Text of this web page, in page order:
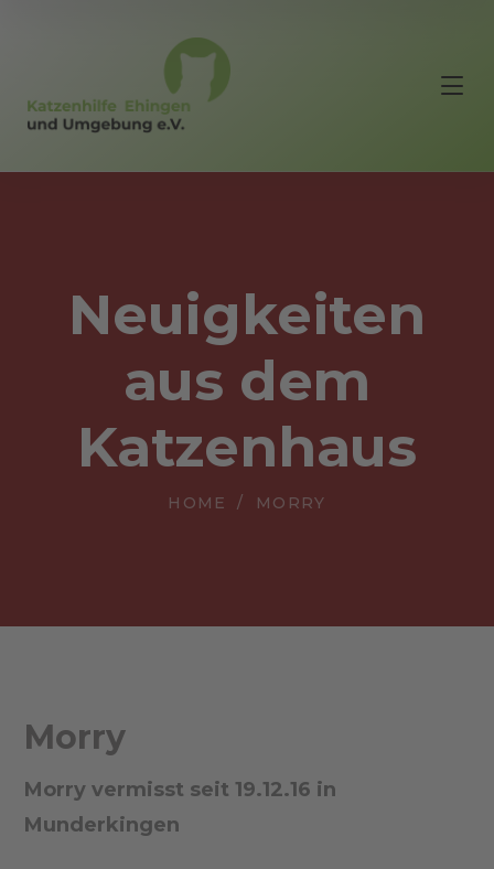
HOME MORRY
Neuigkeiten
aus dem
Katzenhaus
Morry
Morry vermisst seit 19.12.16 in
Munderkingen